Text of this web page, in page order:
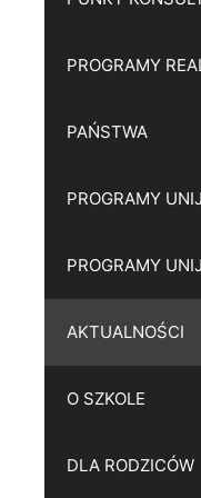
PROGRAMY
PAŃSTWA
PROGRAMY
PROGRAMY
AKTUALNOŚCI
O SZKOLE
DLA RODZICÓW